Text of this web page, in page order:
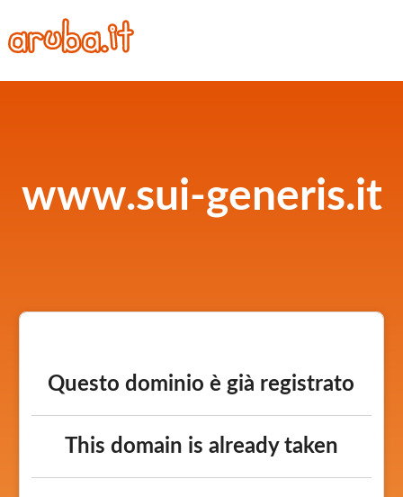
www.sui-generis.it
Questo dominio è già registrato
This domain is already taken